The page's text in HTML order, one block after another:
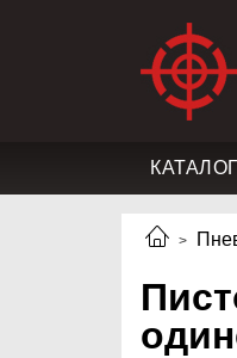
КАТАЛОГ